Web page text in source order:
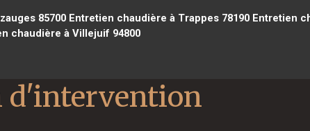
85700Entretien chaudière à Trappes 78190Entretien
chaudière à Villejuif 94800
d'intervention